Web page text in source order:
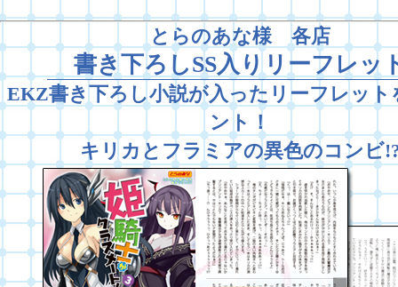
とらのあな様 各店
書き下ろしSS入りリーフレッ
EKZ書き下ろし小説が入ったリーフレット
ント！
キリカとフラミアの異色のコンビ